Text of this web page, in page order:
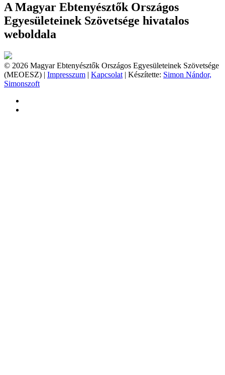
A Magyar Ebtenyésztők Országos
Egyesületeinek Szövetsége hivatalos
weboldala
© 2026 Magyar Ebtenyésztők Országos Egyesületeinek Szövetsége
(MEOESZ) | Impresszum | Kapcsolat | Készítette: Simon Nándor,
Simonszoft